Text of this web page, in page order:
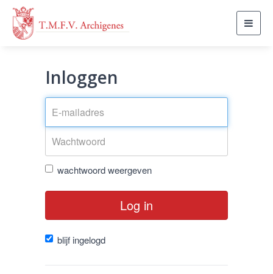
Inloggen
wachtwoord weergeven
Log in
blijf ingelogd